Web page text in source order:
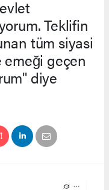
Teklifin
tüm siyasi
geçen
diye